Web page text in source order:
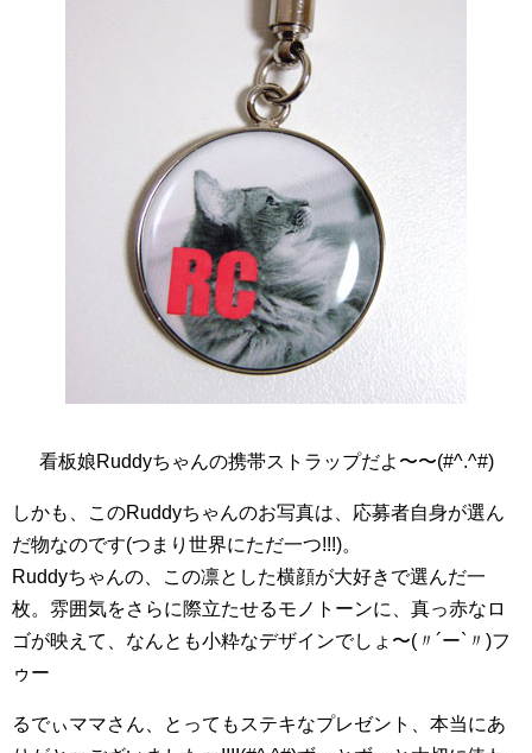
看板娘Ruddyちゃんの携帯ストラップだよ〜〜(#^.^#)
しかも、このRuddyちゃんのお写真は、応募者自身が選ん
だ物なのです(つまり世界にただ一つ!!!)。
Ruddyちゃんの、この凛とした横顔が大好きで選んだ一
枚。雰囲気をさらに際立たせるモノトーンに、真っ赤なロ
ゴが映えて、なんとも小粋なデザインでしょ〜(〃´ー`〃)フ
ゥー
るでぃママさん、とってもステキなプレゼント、本当にあ